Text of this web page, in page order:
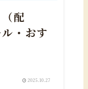
配
・おす
2025.10.27